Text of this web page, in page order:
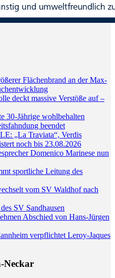
Flächenbrand an der Max-
deckt massive Verstöße auf –
30-Jährige wohlbehalten
beendet
„La Traviata“, Verdis
noch bis 23.08.2026
Domenico Marinese nun
sportliche Leitung des
vom SV Waldhof nach
SV Sandhausen
Abschied von Hans-Jürgen
verpflichtet Leroy-Jaques
Neckar